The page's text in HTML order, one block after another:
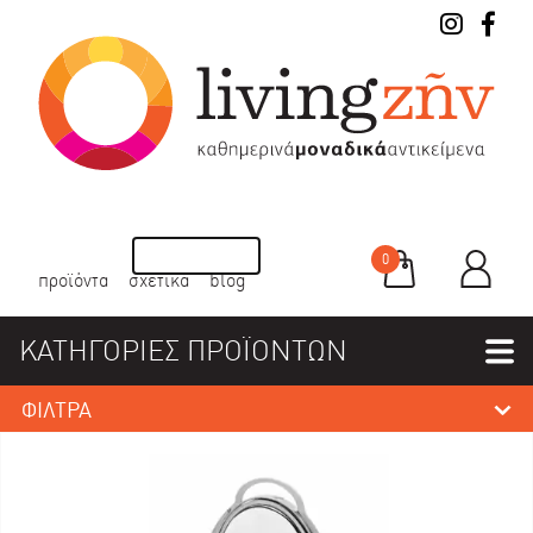
προϊόντα σχετικά blog
0
ΚΑΤΗΓΟΡΙΕΣ ΠΡΟΪΟΝΤΩΝ
ΦΙΛΤΡΑ